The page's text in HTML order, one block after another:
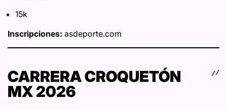
15k
Inscripciones: asdeporte.com
CARRERA CROQUETÓN
MX 2026